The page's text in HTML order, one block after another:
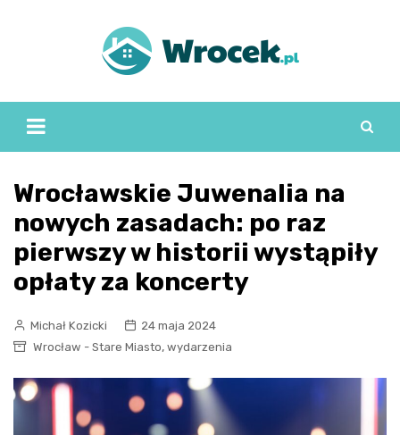
Wrocławskie Juwenalia na
nowych zasadach: po raz
pierwszy w historii wystąpiły
opłaty za koncerty
Michał Kozicki
24 maja 2024
Wrocław - Stare Miasto, wydarzenia